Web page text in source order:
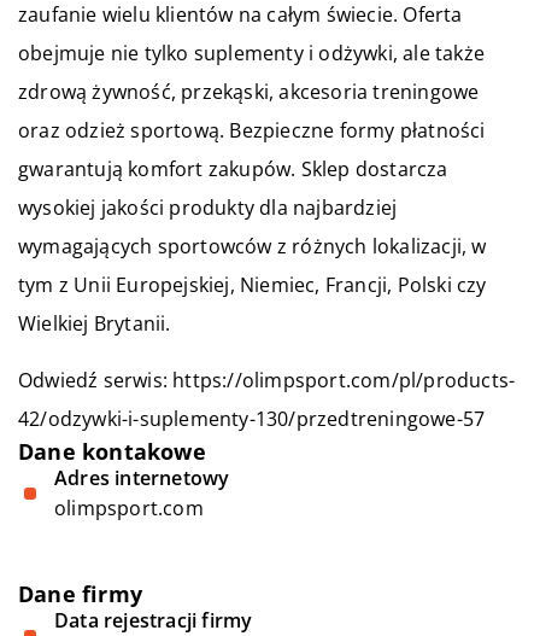
zaufanie wielu klientów na całym świecie. Oferta
obejmuje nie tylko suplementy i odżywki, ale także
zdrową żywność, przekąski, akcesoria treningowe
oraz odzież sportową. Bezpieczne formy płatności
gwarantują komfort zakupów. Sklep dostarcza
wysokiej jakości produkty dla najbardziej
wymagających sportowców z różnych lokalizacji, w
tym z Unii Europejskiej, Niemiec, Francji, Polski czy
Wielkiej Brytanii.
Odwiedź serwis: https://olimpsport.com/pl/products-
42/odzywki-i-suplementy-130/przedtreningowe-57
Dane kontakowe
Adres internetowy
olimpsport.com
Dane firmy
Data rejestracji firmy